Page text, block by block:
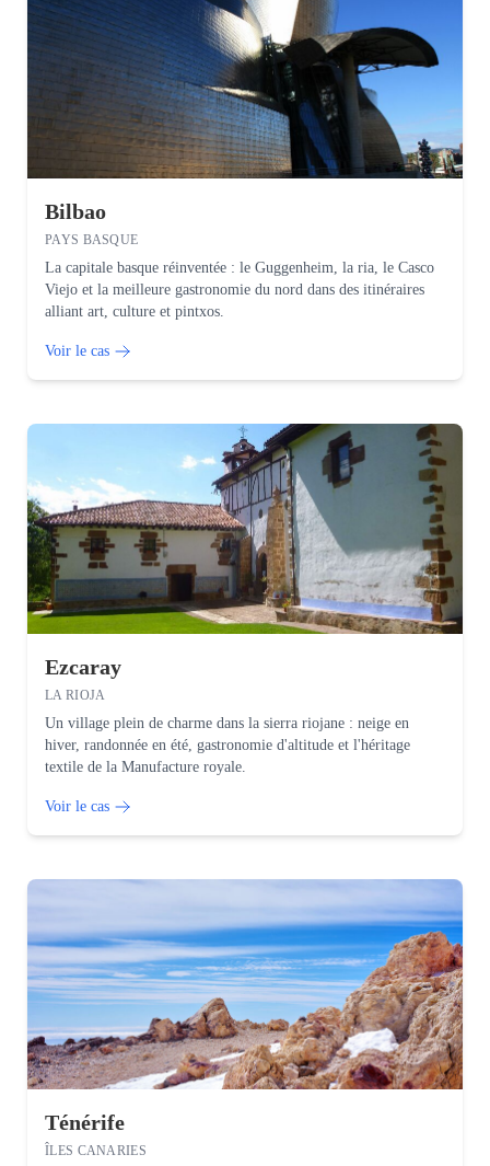
Bilbao
PAYS BASQUE
La capitale basque réinventée : le Guggenheim, la ria, le Casco
Viejo et la meilleure gastronomie du nord dans des itinéraires
alliant art, culture et pintxos.
Voir le cas
Ezcaray
LA RIOJA
Un village plein de charme dans la sierra riojane : neige en
hiver, randonnée en été, gastronomie d'altitude et l'héritage
textile de la Manufacture royale.
Voir le cas
Ténérife
ÎLES CANARIES